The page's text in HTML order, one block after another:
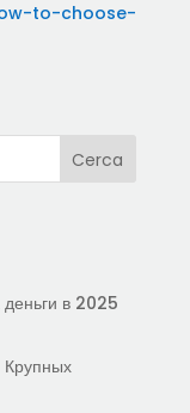
to-choose-
в 2025